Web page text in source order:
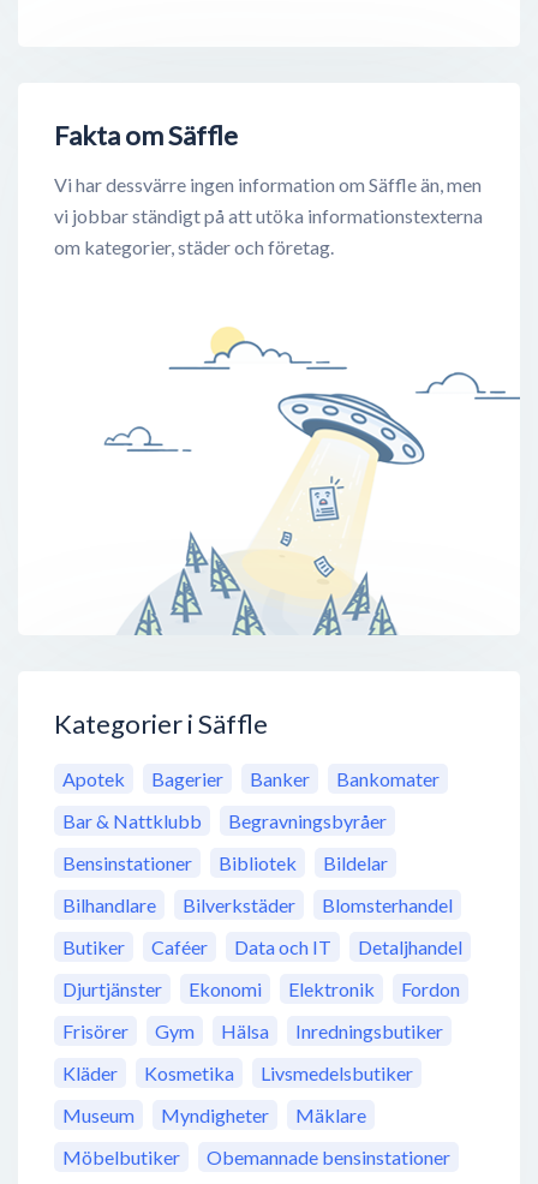
Fakta om Säffle
Vi har dessvärre ingen information om Säffle än, men
vi jobbar ständigt på att utöka informationstexterna
om kategorier, städer och företag.
Kategorier i Säffle
Apotek Bagerier Banker
Bankomater
Bar & Nattklubb
Begravningsbyråer
Bensinstationer
Bibliotek
Bildelar
Bilhandlare
Bilverkstäder
Blomsterhandel
Butiker
Caféer Data och IT
Detaljhandel
Djurtjänster
Ekonomi Elektronik
Fordon
Frisörer
Gym Hälsa
Inredningsbutiker
Kläder
Kosmetika
Livsmedelsbutiker
Museum
Myndigheter
Mäklare
Möbelbutiker
Obemannade bensinstationer